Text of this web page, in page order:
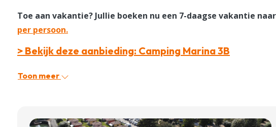
Toe aan vakantie? Jullie boeken nu een 7-daagse vakantie
per persoon.
> Bekijk deze aanbieding: Camping Marina 3B
Toon meer